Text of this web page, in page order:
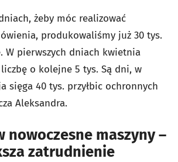
żeby móc realizować
produkowaliśmy już 30 tys.
W pierwszych dniach kwietnia
o kolejne 5 tys. Są dni, w
sięga 40 tys. przyłbic ochronnych
Aleksandra.
nowoczesne maszyny –
zatrudnienie